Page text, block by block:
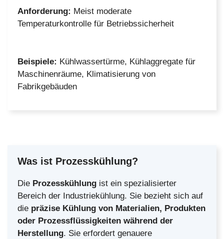
Anforderung: Meist moderate
Temperaturkontrolle für Betriebssicherheit
Beispiele: Kühlwassertürme, Kühlaggregate für
Maschinenräume, Klimatisierung von
Fabrikgebäuden
Was ist Prozesskühlung?
Die Prozesskühlung ist ein spezialisierter
Bereich der Industriekühlung. Sie bezieht sich auf
die präzise Kühlung von Materialien, Produkten
oder Prozessflüssigkeiten während der
Herstellung. Sie erfordert genauere